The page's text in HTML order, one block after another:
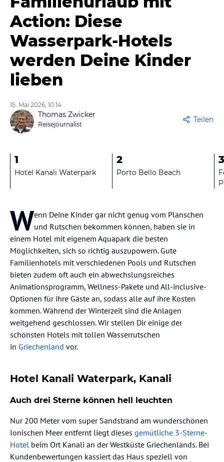
Action: Diese
Wasserpark-Hotels
werden Deine Kinder
lieben
15. Mai 2026, 10:14
Thomas Zwicker
Reisejournalist
Teilen
1
Hotel Kanali Waterpark
2
Porto Bello Beach
3
Wenn Deine Kinder gar nicht genug vom Planschen
und Rutschen bekommen können, haben sie in
einem Hotel mit eigenem Aquapark die besten
Möglichkeiten, sich so richtig auszupowern. Gute
Familienhotels mit verschiedenen Pools und Rutschen
bieten zudem oft auch ein abwechslungsreiches
Animationsprogramm, Wellness-Pakete und All-inclusive-
Optionen für ihre Gäste an, sodass alle auf ihre Kosten
kommen. Während der Winterzeit sind die Anlagen
weitgehend geschlossen. Wir stellen Dir einige der
schönsten Hotels mit tollen Wasserrutschen
in Griechenland vor.
Hotel Kanali Waterpark, Kanali
Auch drei Sterne können hell leuchten
Nur 200 Meter vom super Sandstrand am wunderschönen
Ionischen Meer entfernt liegt dieses gemütliche 3-Sterne-
Hotel beim Ort Kanali an der Westküste Griechenlands. Bei
Kundenbewertungen kassiert das Haus speziell von